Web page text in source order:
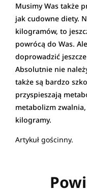
Musimy Was także
jak cudowne diety.
kilogramów, to
powrócą do Was.
doprowadzić
Absolutnie nie
także są bardzo
przyspieszają
metabolizm
kilogramy.
Artykuł gościnny.